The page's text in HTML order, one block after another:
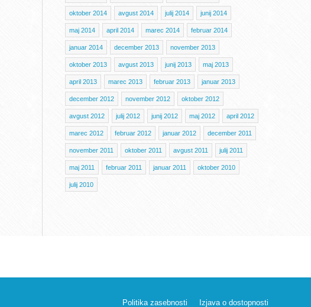
oktober 2014 avgust 2014 julij 2014 junij 2014
maj 2014 april 2014 marec 2014 februar 2014
januar 2014 december 2013 november 2013
oktober 2013 avgust 2013 junij 2013 maj 2013
april 2013 marec 2013 februar 2013 januar 2013
december 2012 november 2012 oktober 2012
avgust 2012 julij 2012 junij 2012 maj 2012 april 2012
marec 2012 februar 2012 januar 2012 december 2011
november 2011 oktober 2011 avgust 2011 julij 2011
maj 2011 februar 2011 januar 2011 oktober 2010
julij 2010
Politika zasebnosti Izjava o dostopnosti